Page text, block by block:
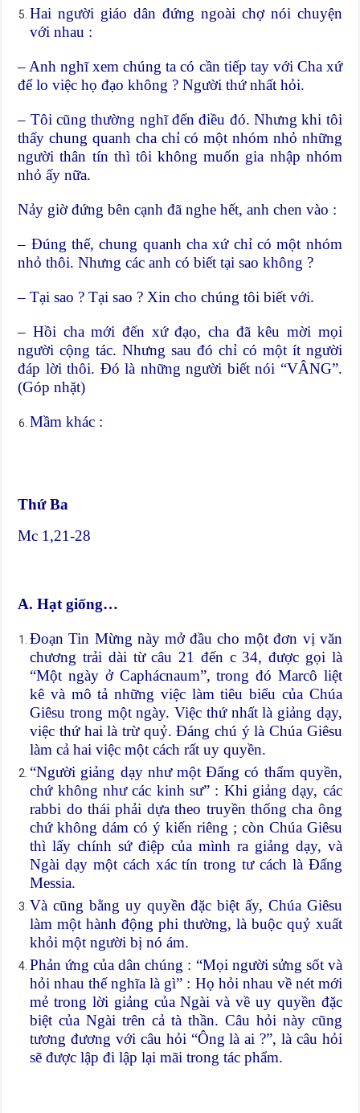
Hai người giáo dân đứng ngoài chợ nói chuyện
với nhau :
– Anh nghĩ xem chúng ta có cần tiếp tay với Cha xứ
để lo việc họ đạo không ? Người thứ nhất hỏi.
– Tôi cũng thường nghĩ đến điều đó. Nhưng khi tôi
thấy chung quanh cha chỉ có một nhóm nhỏ những
người thân tín thì tôi không muốn gia nhập nhóm
nhỏ ấy nữa.
Nảy giờ đứng bên cạnh đã nghe hết, anh chen vào :
– Đúng thế, chung quanh cha xứ chỉ có một nhóm
nhỏ thôi. Nhưng các anh có biết tại sao không ?
– Tại sao ? Tại sao ? Xin cho chúng tôi biết với.
– Hồi cha mới đến xứ đạo, cha đã kêu mời mọi
người cộng tác. Nhưng sau đó chỉ có một ít người
đáp lời thôi. Đó là những người biết nói “VÂNG”.
(Góp nhặt)
Mầm khác :
Thứ Ba
Mc 1,21-28
A. Hạt giống…
Đoạn Tin Mừng này mở đầu cho một đơn vị văn
chương trải dài từ câu 21 đến c 34, được gọi là
“Một ngày ở Caphácnaum”, trong đó Marcô liệt
kê và mô tả những việc làm tiêu biểu của Chúa
Giêsu trong một ngày. Việc thứ nhất là giảng dạy,
việc thứ hai là trừ quỷ. Đáng chú ý là Chúa Giêsu
làm cả hai việc một cách rất uy quyền.
“Người giảng dạy như một Đấng có thẩm quyền,
chứ không như các kinh sư” : Khi giảng dạy, các
rabbi do thái phải dựa theo truyền thống cha ông
chứ không dám có ý kiến riêng ; còn Chúa Giêsu
thì lấy chính sứ điệp của mình ra giảng dạy, và
Ngài dạy một cách xác tín trong tư cách là Đấng
Messia.
Và cũng bằng uy quyền đặc biệt ấy, Chúa Giêsu
làm một hành động phi thường, là buộc quỷ xuất
khỏi một người bị nó ám.
Phản ứng của dân chúng : “Mọi người sửng sốt và
hỏi nhau thế nghĩa là gì” : Họ hỏi nhau về nét mới
mẻ trong lời giảng của Ngài và về uy quyền đặc
biệt của Ngài trên cả tà thần. Câu hỏi này cũng
tương đương với câu hỏi “Ông là ai ?”, là câu hỏi
sẽ được lập đi lập lại mãi trong tác phẩm.